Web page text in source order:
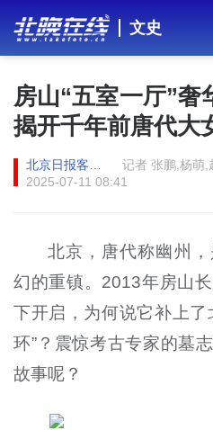
文史
房山“五室一厅”奢
揭开千年前唐代大
2025-07-11 08:41
北京，唐代称幽州
幻的重镇。2013年房山
下开启，为何说它补上了
环”？震惊考古专家的墓
故事呢？